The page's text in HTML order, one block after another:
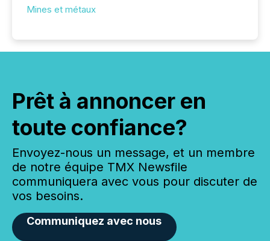
Mines et métaux
Prêt à annoncer en
toute confiance?
Envoyez-nous un message, et un membre
de notre équipe TMX Newsfile
communiquera avec vous pour discuter de
vos besoins.
Communiquez avec nous